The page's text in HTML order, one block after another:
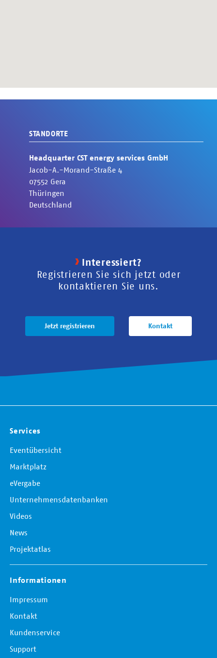
STANDORTE
Headquarter CST energy services GmbH
Jacob-A.-Morand-Straße 4
07552 Gera
Thüringen
Deutschland
Interessiert?
Registrieren Sie sich jetzt oder
kontaktieren Sie uns.
Jetzt registrieren Kontakt
Services
Eventübersicht
Marktplatz
eVergabe
Unternehmensdatenbanken
Videos
News
Projektatlas
Informationen
Impressum
Kontakt
Kundenservice
Support